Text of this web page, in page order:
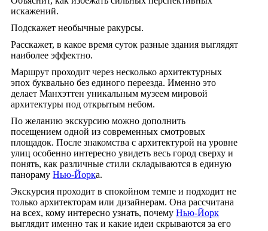
искажений.
Подскажет необычные ракурсы.
Расскажет, в какое время суток разные здания выглядят
наиболее эффектно.
Маршрут проходит через несколько архитектурных
эпох буквально без единого переезда. Именно это
делает Манхэттен уникальным музеем мировой
архитектуры под открытым небом.
По желанию экскурсию можно дополнить
посещением одной из современных смотровых
площадок. После знакомства с архитектурой на уровне
улиц особенно интересно увидеть весь город сверху и
понять, как различные стили складываются в единую
панораму Нью-Йорка.
Экскурсия проходит в спокойном темпе и подходит не
только архитекторам или дизайнерам. Она рассчитана
на всех, кому интересно узнать, почему Нью-Йорк
выглядит именно так и какие идеи скрываются за его